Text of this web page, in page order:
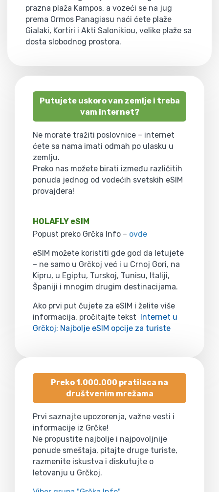
prazna plaža Kampos, a vozeći se na jug
prema Ormos Panagiasu naći ćete plaže
Gialaki, Kortiri i Akti Salonikiou, velike plaže sa
dosta slobodnog prostora.
Putujete uskoro van zemlje i treba
vam internet?
Ne morate tražiti poslovnice – internet
ćete sa nama imati odmah po ulasku u
zemlju.
Preko nas možete birati između različitih
ponuda jednog od vodećih svetskih eSIM
provajdera!
HOLAFLY eSIM
Popust preko Grčka Info – ovde
eSIM možete koristiti gde god da letujete
– ne samo u Grčkoj već i u Crnoj Gori, na
Kipru, u Egiptu, Turskoj, Tunisu, Italiji,
Španiji i mnogim drugim destinacijama.
Ako prvi put čujete za eSIM i želite više
informacija, pročitajte tekst Internet u
Grčkoj: Najbolje eSIM opcije za turiste
Preko 1.000.000 pratilaca na
društvenim mrežama
Prvi saznajte upozorenja, važne vesti i
informacije iz Grčke!
Ne propustite najbolje i najpovoljnije
ponude smeštaja, pitajte druge turiste,
razmenite iskustva i diskutujte o
letovanju u Grčkoj.